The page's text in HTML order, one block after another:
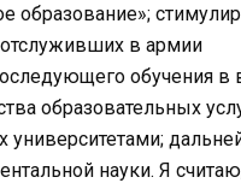
образование»;
в армии
обучения в
образовательных
университетами;
науки. Я